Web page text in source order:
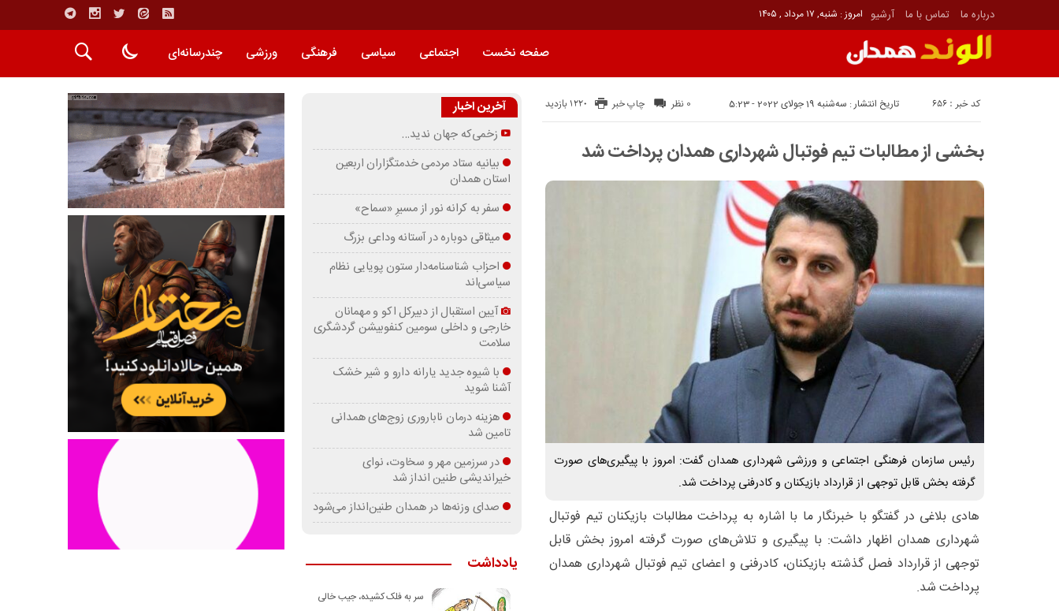
درباره ما تماس با ما آرشیو امروز : شنبه, ۱۷ مرداد , ۱۴۰۵
صفحه نخست اجتماعی سیاسی فرهنگی ورزشی چندرسانه‌ای
تاریخ انتشار : سه‌شنبه 19 جولای 2022 - 5:23 1220 بازدید کد خبر : 656 چاپ خبر 0 نظر
بخشی از مطالبات تیم فوتبال شهرداری همدان پرداخت شد
رئیس سازمان فرهنگی اجتماعی و ورزشی شهرداری همدان گفت: امروز با پیگیری‌های صورت
گرفته بخش قابل توجهی از قرارداد بازیکنان و کادرفنی پرداخت شد.
هادی بلاغی در گفتگو با خبرنگار ما با اشاره به پرداخت مطالبات بازیکنان تیم فوتبال
شهرداری همدان اظهار داشت: با پیگیری و تلاش‌های صورت گرفته امروز بخش قابل
توجهی از قرارداد فصل گذشته بازیکنان، کادرفنی و اعضای تیم فوتبال شهرداری همدان
پرداخت شد.
آخرین اخبار
زخمی‌که جهان ندید…
بیانیه ستاد مردمی خدمتگزاران اربعین
استان همدان
سفر به کرانه‌ نور از مسیرِ «سماح»
میثاقی دوباره در آستانه‌ وداعی بزرگ
احزاب شناسنامه‌دار ستون پویایی نظام
سیاسی‌اند
آیین استقبال از دبیرکل اکو و مهمانان
خارجی و داخلی سومین کنفوبیشن گردشگری
سلامت
با شیوه جدید یارانه دارو و شیر خشک
آشنا شوید
هزینه درمان ناباروری زوج‌های همدانی
تامین شد
در سرزمین مهر و سخاوت، نوای
خیراندیشی طنین انداز شد
صدای وزنه‌ها در همدان طنین‌انداز می‌شود
یادداشت
سر به فلک کشیده، جیب خالی